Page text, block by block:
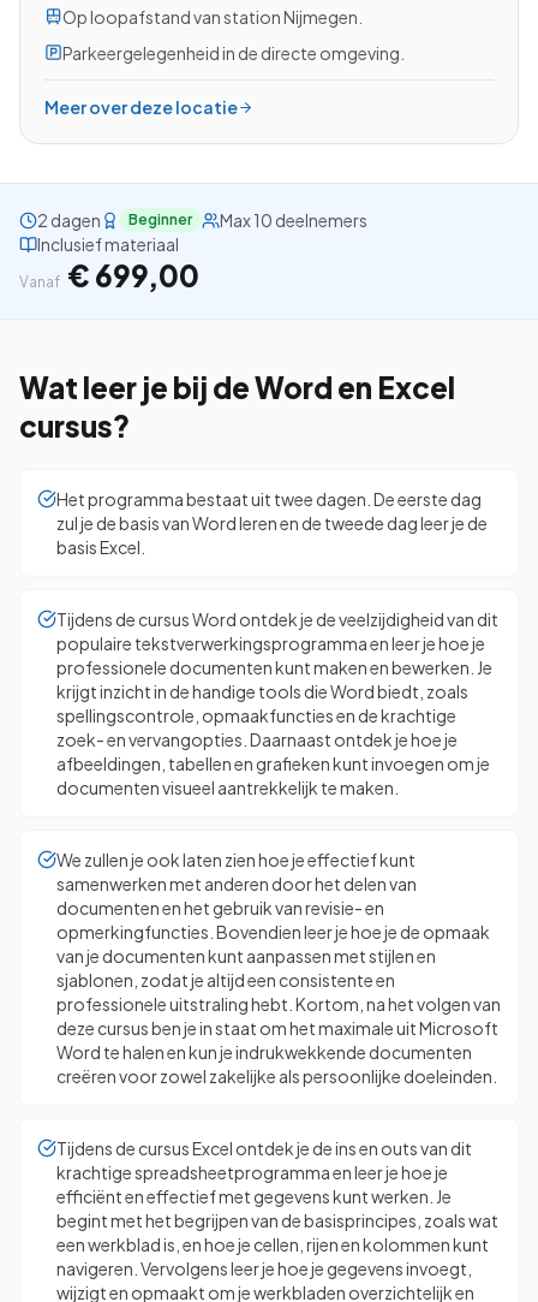
Bekijk alle cursussen
Bel ons: 023-5513409
Gratis studiegids downloaden
4.8/5 15.000+ deelnemers
Op loopafstand van station Nijmegen.
Parkeergelegenheid in de directe omgeving.
Meer over deze locatie
2 dagen Beginner
Max 10 deelnemers
Inclusief materiaal
Vanaf € 699,00
Wat leer je bij deWord en Excel
cursus?
Het programma bestaat uit twee dagen. De eerste dag
zul je de basis van Word leren en de tweede dag leer je de
basis Excel.
Tijdens de cursus Word ontdek je de veelzijdigheid van dit
populaire tekstverwerkingsprogramma en leer je hoe je
professionele documenten kunt maken en bewerken. Je
krijgt inzicht in de handige tools die Word biedt, zoals
spellingscontrole, opmaakfuncties en de krachtige
zoek- en vervangopties. Daarnaast ontdek je hoe je
afbeeldingen, tabellen en grafieken kunt invoegen om je
documenten visueel aantrekkelijk te maken.
We zullen je ook laten zien hoe je effectief kunt
samenwerken met anderen door het delen van
documenten en het gebruik van revisie- en
opmerkingfuncties. Bovendien leer je hoe je de opmaak
van je documenten kunt aanpassen met stijlen en
sjablonen, zodat je altijd een consistente en
professionele uitstraling hebt. Kortom, na het volgen van
deze cursus ben je in staat om het maximale uit Microsoft
Word te halen en kun je indrukwekkende documenten
creëren voor zowel zakelijke als persoonlijke doeleinden.
Tijdens de cursus Excel ontdek je de ins en outs van dit
krachtige spreadsheetprogramma en leer je hoe je
efficiënt en effectief met gegevens kunt werken. Je
begint met het begrijpen van de basisprincipes, zoals wat
een werkblad is, en hoe je cellen, rijen en kolommen kunt
navigeren. Vervolgens leer je hoe je gegevens invoegt,
wijzigt en opmaakt om je werkbladen overzichtelijk en